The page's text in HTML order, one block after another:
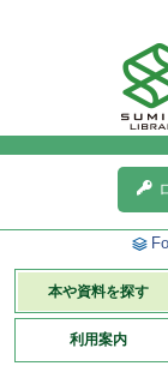
本や資料を探す
利用案内